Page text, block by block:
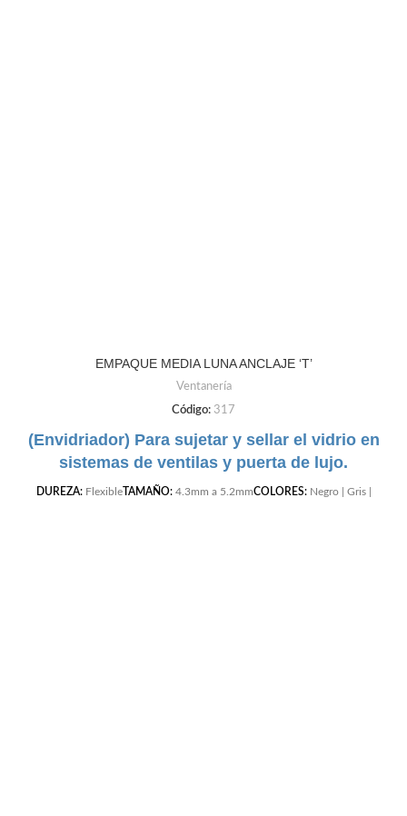
EMPAQUE MEDIA LUNA ANCLAJE ‘T’
Ventanería
Código: 317
(Envidriador) Para sujetar y sellar el vidrio en
sistemas de ventilas y puerta de lujo.
DUREZA: FlexibleTAMAÑO: 4.3mm a 5.2mmCOLORES: Negro | Gris |